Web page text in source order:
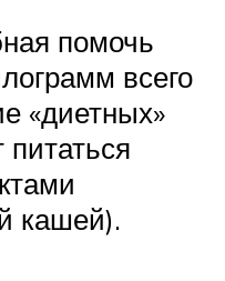
помочь
всего
«диетных»
кашей).